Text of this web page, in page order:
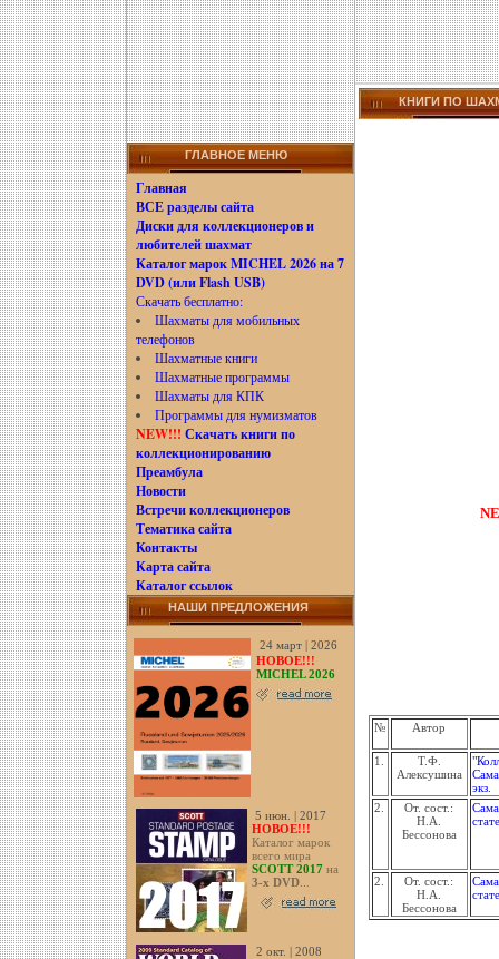
ГЛАВНОЕ МЕНЮ
Главная
ВСЕ разделы сайта
Диски для коллекционеров и
любителей шахмат
Каталог марок MICHEL 2026 на 7
DVD (или Flash USB)
Скачать бесплатно:
Шахматы для мобильных
телефонов
Шахматные книги
Шахматные программы
Шахматы для КПК
Программы для нумизматов
NEW!!! Скачать книги по
коллекционированию
Преамбула
Новости
Встречи коллекционеров
Тематика сайта
Контакты
Карта сайта
Каталог ссылок
НАШИ ПРЕДЛОЖЕНИЯ
24 март | 2026
НОВОЕ!!!
MICHEL 2026
5 июн. | 2017
НОВОЕ!!!
Каталог марок
всего мира
SCOTT 2017на
3-х DVD...
2 окт. | 2008
КНИГИ ПО
№ Автор
1.
Т.Ф.
Алексушина
экз.
2.
От. сост.:
Н.А.
Бессонова
2.
От. сост.:
Н.А.
Бессонова